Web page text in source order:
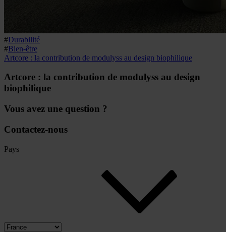
#Durabilité
#Bien-être
Artcore : la contribution de modulyss au design biophilique
Artcore : la contribution de modulyss au design
biophilique
Vous avez une question ?
Contactez-nous
Pays